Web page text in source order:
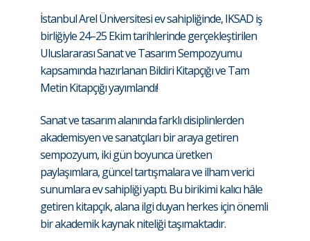
İstanbul Arel Üniversitesi ev sahipliğinde, IKSAD iş
birliğiyle 24–25 Ekim tarihlerinde gerçekleştirilen
Uluslararası Sanat ve Tasarım Sempozyumu
kapsamında hazırlanan Bildiri Kitapçığı ve Tam
Metin Kitapçığı yayımlandı!
Sanat ve tasarım alanında farklı disiplinlerden
akademisyen ve sanatçıları bir araya getiren
sempozyum, iki gün boyunca üretken
paylaşımlara, güncel tartışmalara ve ilham verici
sunumlara ev sahipliği yaptı. Bu birikimi kalıcı hâle
getiren kitapçık, alana ilgi duyan herkes için önemli
bir akademik kaynak niteliği taşımaktadır.